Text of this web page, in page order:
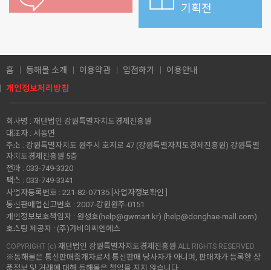
기획전
홈 동해몰 소개 이용약관 입점하기
이용안내
개인정보처리방침
회사명 : 재단법인 강원특별자치도경제진흥원
대표자 : 서동면
주소 : 강원특별자치도 원주시 호저로 47 (강원특별자치도경제진흥원) 강원특별
자치도경제진흥원 5층
전화 : 033-749-3320
팩스 : 033-749-3341
사업자등록번호 : 221-82-07135 [사업자정보확인 ]
통신판매업신고번호 : 2007-강원원주-0151
개인정보보호책임자 : 원성호(help@gwmart.kr) (help@donghae-mall.com)
호스팅 제공자 : (주)가비아씨엔에스
COPYRIGHT (c) 재단법인 강원특별자치도경제진흥원 ALL RIGHTS RESERVED.
※동해몰은 통신판매중개자로서 통신판매 당사자가 아니며, 판매자가 등록한 상
품정보 및 거래에 대해 동해몰은 책임을 지지 않습니다.